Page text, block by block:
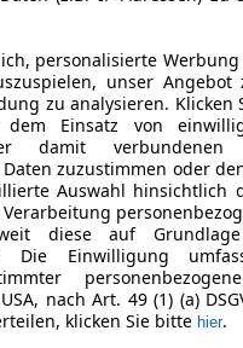
Angebote
personalisierte
unser Angebot
zu analysieren. Klicken
Einsatz von
damit verbundenen
zuzustimmen oder
Auswahl hinsichtlich
diese auf
Die Einwilligung
nach Art. 49 (1) (a)
klicken Sie bitte hier.